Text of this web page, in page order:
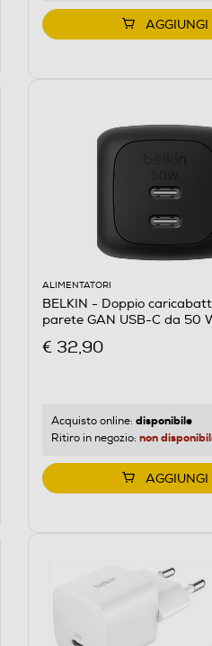
AGGIUNGI
ALIMENTATORI
BELKIN - Doppio
parete GAN USB-C da 50
€ 32,90
Acquisto online: disponibile
Ritiro in negozio: non
AGGIUNGI